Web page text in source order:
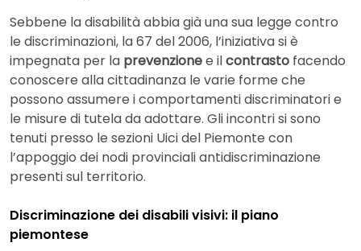
Sebbene la disabilità abbia già una sua legge contro
le discriminazioni, la 67 del 2006, l’iniziativa si è
impegnata per la prevenzionee ilcontrasto facendo
conoscere alla cittadinanza le varie forme che
possono assumere i comportamenti discriminatori e
le misure di tutela da adottare. Gli incontri si sono
tenuti presso le sezioni Uici del Piemonte con
l’appoggio dei nodi provinciali antidiscriminazione
presenti sul territorio.
Discriminazione dei disabili visivi: il piano
piemontese